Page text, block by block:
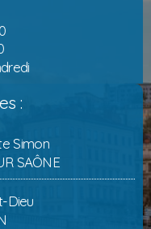
:
Simon
SAÔNE
Dieu